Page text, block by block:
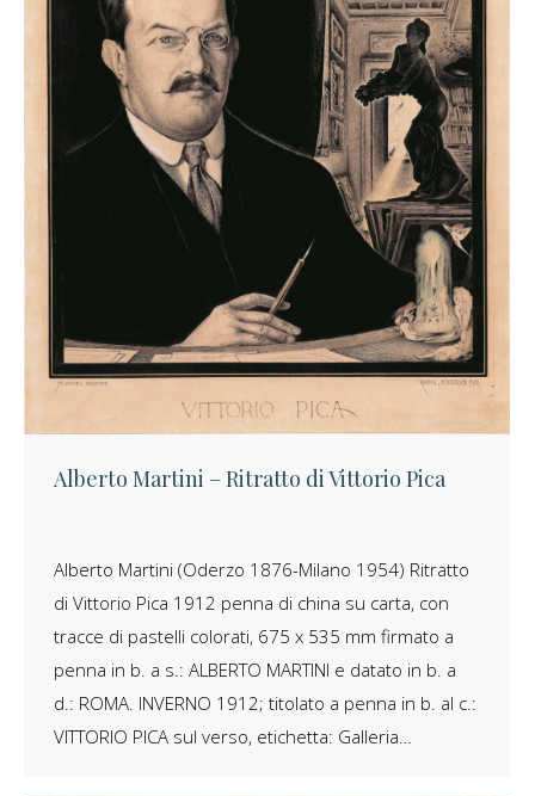
Alberto Martini – Ritratto di Vittorio Pica
Alberto Martini (Oderzo 1876-Milano 1954) Ritratto
di Vittorio Pica 1912 penna di china su carta, con
tracce di pastelli colorati, 675 x 535 mm firmato a
penna in b. a s.: ALBERTO MARTINI e datato in b. a
d.: ROMA. INVERNO 1912; titolato a penna in b. al c.:
VITTORIO PICA sul verso, etichetta: Galleria…